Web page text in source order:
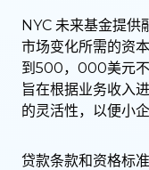
NYC 未来基金提供
市场变化所需的资
到500，000美元
旨在根据业务收入
的灵活性，以便小
贷款条款和资格标